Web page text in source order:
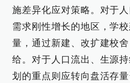
施差异化应对策略。对于
需求刚性增长的地区，学
量，通过新建、改扩建校
给。对于人口流出、生源
划的重点则应转向盘活存